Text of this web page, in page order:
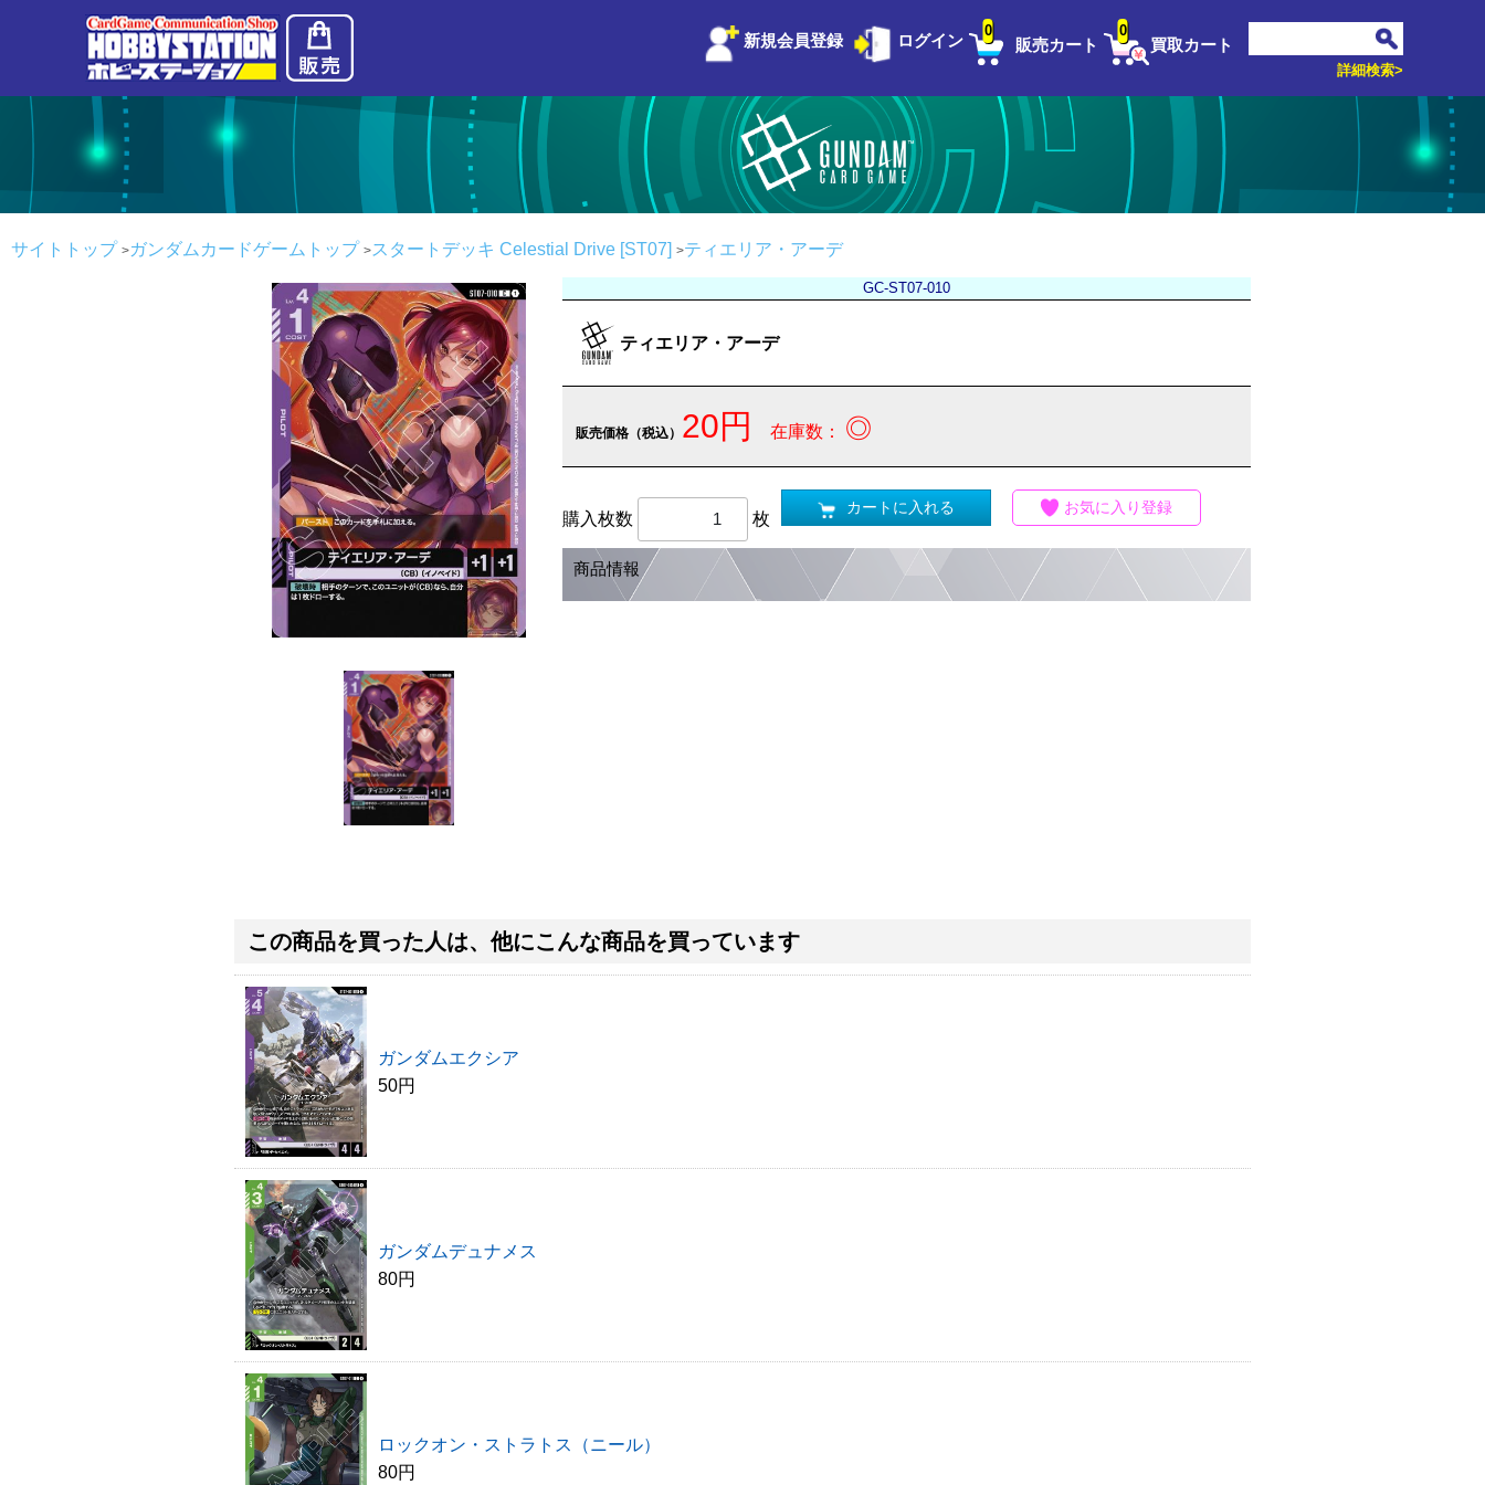
新規会員登録 ログイン 販売カート
0
買取カート
0
詳細検索>
サイトトップ ガンダムカードゲームトップ スタートデッキ Celestial Drive [ST07] ティエリア・アーデ
GC-ST07-010
ティエリア・アーデ
販売価格（税込） 20円 在庫数： ◎
購入枚数 枚
カートに入れる お気に入り登録
商品情報
この商品を買った人は、他にこんな商品を買っています
ガンダムエクシア
50円
ガンダムデュナメス
80円
ロックオン・ストラトス（ニール）
80円